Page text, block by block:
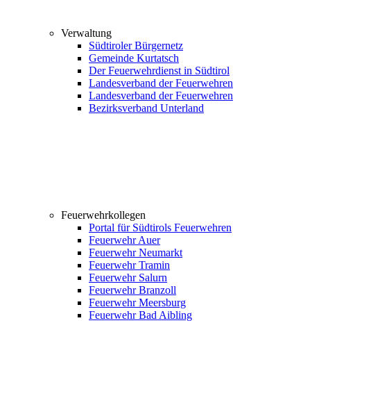
Verwaltung
Südtiroler Bürgernetz
Gemeinde Kurtatsch
Der Feuerwehrdienst in Südtirol
Landesverband der Feuerwehren
Landesverband der Feuerwehren
Bezirksverband Unterland
Feuerwehrkollegen
Portal für Südtirols Feuerwehren
Feuerwehr Auer
Feuerwehr Neumarkt
Feuerwehr Tramin
Feuerwehr Salurn
Feuerwehr Branzoll
Feuerwehr Meersburg
Feuerwehr Bad Aibling